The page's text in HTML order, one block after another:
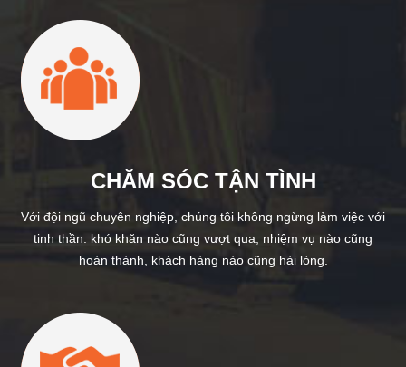
CHĂM SÓC TẬN TÌNH
Với đội ngũ chuyên nghiệp, chúng tôi không ngừng làm việc với
tinh thần: khó khăn nào cũng vượt qua, nhiệm vụ nào cũng
hoàn thành, khách hàng nào cũng hài lòng.